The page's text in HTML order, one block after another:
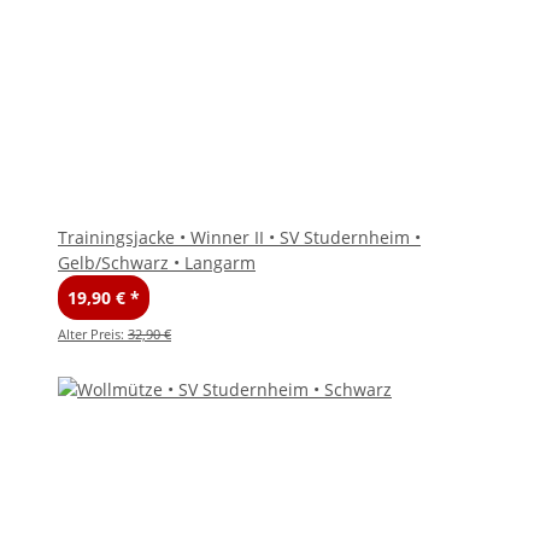
Trainingsjacke • Winner II • SV Studernheim •
Gelb/Schwarz • Langarm
19,90 € *
Alter Preis: 32,90 €